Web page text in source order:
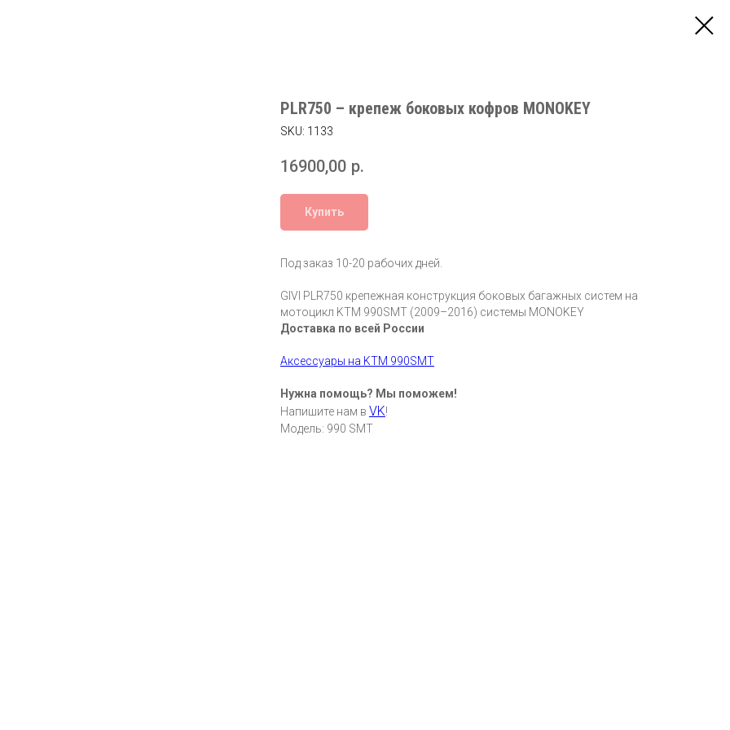
PLR750 – крепеж боковых кофров MONOKEY
SKU: 1133
16900,00 р.
Купить
Под заказ 10-20 рабочих дней.
GIVI PLR750 крепежная конструкция боковых багажных систем на
мотоцикл KTM 990SMT (2009–2016) системы MONOKEY
Доставка по всей России
Аксессуары на KTM 990SMT
Нужна помощь? Мы поможем!
Напишите нам в VK!
Модель: 990 SMT